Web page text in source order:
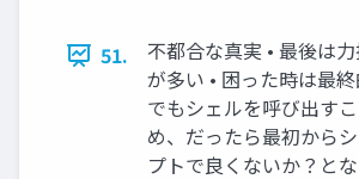
51.
不都合な真実 • 最後は
が多い • 困った時は最
でもシェルを呼び出す
め、だったら最初から
プトで良くないか？と